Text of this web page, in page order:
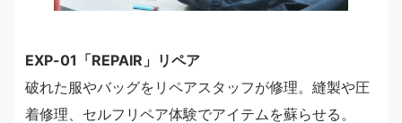
EXP-01「REPAIR」リペア
破れた服やバッグをリペアスタッフが修理。縫製や圧
着修理、セルフリペア体験でアイテムを蘇らせる。